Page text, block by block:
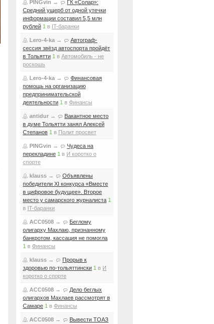
PINGvin →
ГК «Солар»:
Средний ущерб от одной утечки
информации составил 5,5 млн
рублей 1 в IT-баранки
Lero-4-ka →
Автограф-
сессия звёзд автоспорта пройдёт
в Тольятти 1 в Автомобиль - не
роскошь
Lero-4-ka →
Финансовая
помощь на организацию
предпринимательской
деятельности 1 в Финансы
antidur →
Вакантное место
в думе Тольятти занял Алексей
Степанов 1 в Полит просвет
PINGvin →
Чудеса на
перекладине 1 в И коротко о
спорте
klauss →
Объявлены
победители XI конкурса «Вместе
в цифровое будущее». Второе
место у самарского журналиста 1
в IT-баранки
ACC0508 →
Беглому
олигарху Махлаю, признанному
банкротом, кассация не помогла
1 в Финансы
klauss →
Прорыв к
здоровью по-тольяттински 1 в И
коротко о спорте
ACC0508 →
Дело беглых
олигархов Махлаев рассмотрят в
Самаре 1 в Финансы
ACC0508 →
Вывести ТОАЗ